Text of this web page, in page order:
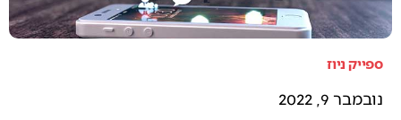
ספייק ניוז
נובמבר 9, 2022